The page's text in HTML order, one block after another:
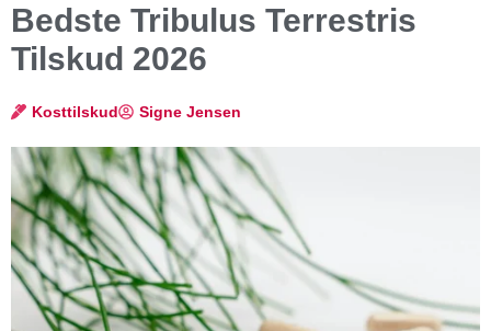
Bedste Tribulus Terrestris
Tilskud 2026
Kosttilskud Signe Jensen